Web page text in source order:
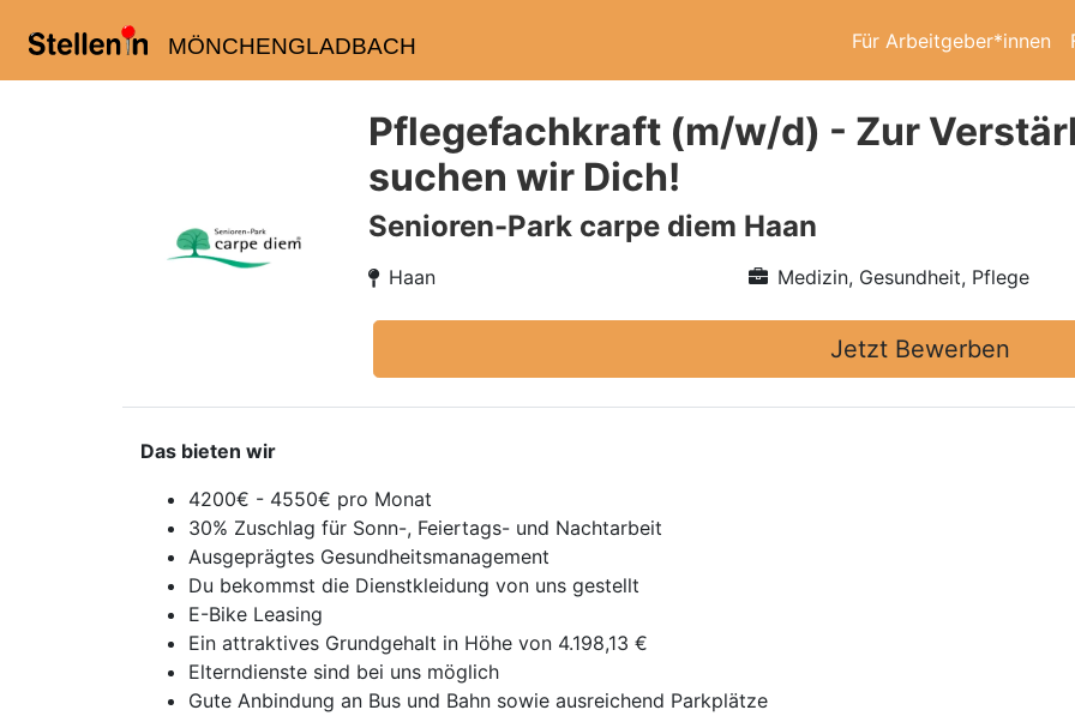
MÖNCHENGLADBACH Für Arbeitgeber*innen
Pflegefachkraft (m/w/d) - Zur
suchen wir Dich!
Senioren-Park carpe diem Haan
Haan Medizin, Gesundheit, Pflege
Jetzt Bewerben
Das bieten wir
4200€ - 4550€ pro Monat
30% Zuschlag für Sonn-, Feiertags- und Nachtarbeit
Ausgeprägtes Gesundheitsmanagement
Du bekommst die Dienstkleidung von uns gestellt
E-Bike Leasing
Ein attraktives Grundgehalt in Höhe von 4.198,13 €
Elterndienste sind bei uns möglich
Gute Anbindung an Bus und Bahn sowie ausreichend Parkplätze